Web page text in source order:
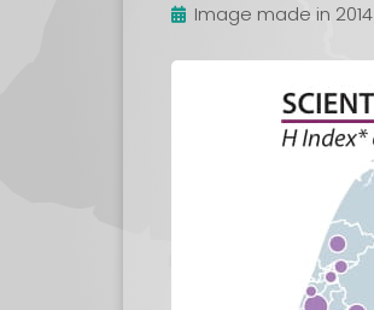
Image made in 2014